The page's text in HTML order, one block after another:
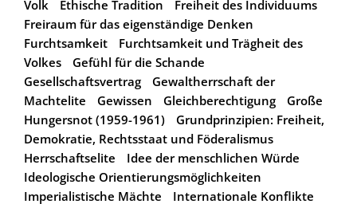
Volk Ethische Tradition
Freiheit des Individuums
Freiraum für das eigenständige Denken
Furchtsamkeit
Furchtsamkeit und Trägheit des
Volkes
Gefühl für die Schande
Gesellschaftsvertrag
Gewaltherrschaft der
Machtelite
Gewissen Gleichberechtigung
Große
Hungersnot (1959-1961)
Grundprinzipien: Freiheit,
Demokratie, Rechtsstaat und Föderalismus
Herrschaftselite
Idee der menschlichen Würde
Ideologische Orientierungsmöglichkeiten
Imperialistische Mächte
Internationale Konflikte